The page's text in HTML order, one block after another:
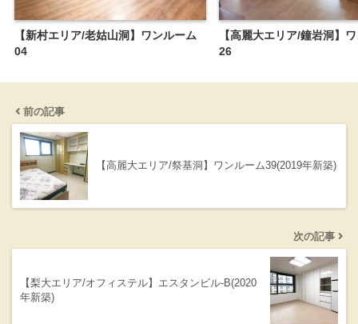
【新村エリア/老姑山洞】ワンルーム
04
【高麗大エリア/鐘岩洞】
26
前の記事
【高麗大エリア/祭基洞】ワンルーム39(2019年新築)
次の記事
【梨大エリア/オフィステル】エスタンビル-B(2020
年新築)